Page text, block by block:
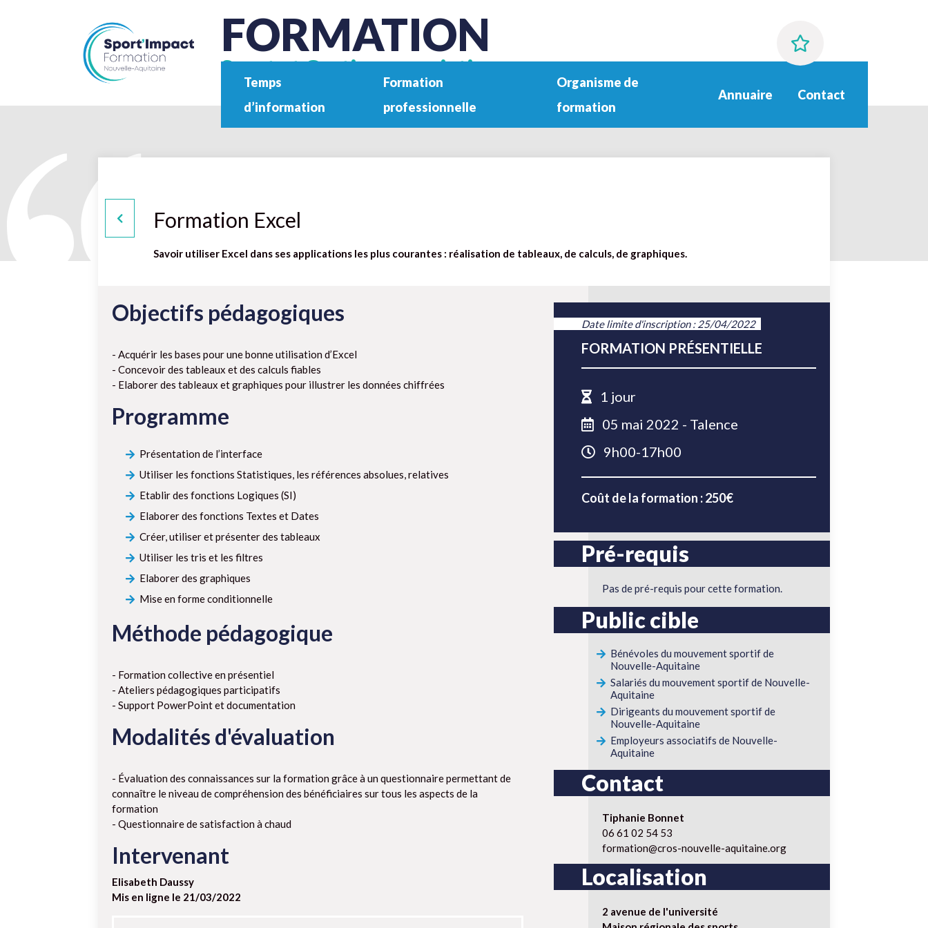
FORMATION
Sport et Gestion associative
Temps
d’information
Formation
professionnelle
Organisme de
formation
Annuaire Contact
Formation Excel
Savoir utiliser Excel dans ses applications les plus courantes : réalisation de tableaux, de calculs, de graphiques.
Objectifs pédagogiques
- Acquérir les bases pour une bonne utilisation d’Excel
- Concevoir des tableaux et des calculs fiables
- Elaborer des tableaux et graphiques pour illustrer les données chiffrées
Programme
Présentation de l’interface
Utiliser les fonctions Statistiques, les références absolues, relatives
Etablir des fonctions Logiques (SI)
Elaborer des fonctions Textes et Dates
Créer, utiliser et présenter des tableaux
Utiliser les tris et les filtres
Elaborer des graphiques
Mise en forme conditionnelle
Méthode pédagogique
- Formation collective en présentiel
- Ateliers pédagogiques participatifs
- Support PowerPoint et documentation
Modalités d'évaluation
- Évaluation des connaissances sur la formation grâce à un questionnaire permettant de
connaître le niveau de compréhension des bénéficiaires sur tous les aspects de la
formation
- Questionnaire de satisfaction à chaud
Intervenant
Elisabeth Daussy
Mis en ligne le 21/03/2022
Date limite d'inscription : 25/04/2022
FORMATION PRÉSENTIELLE
1 jour
05 mai 2022 - Talence
9h00-17h00
Coût de la formation : 250€
Pré-requis
Pas de pré-requis pour cette formation.
Public cible
Bénévoles du mouvement sportif de
Nouvelle-Aquitaine
Salariés du mouvement sportif de Nouvelle-
Aquitaine
Dirigeants du mouvement sportif de
Nouvelle-Aquitaine
Employeurs associatifs de Nouvelle-
Aquitaine
Contact
Tiphanie Bonnet
06 61 02 54 53
formation@cros-nouvelle-aquitaine.org
Localisation
2 avenue de l'université